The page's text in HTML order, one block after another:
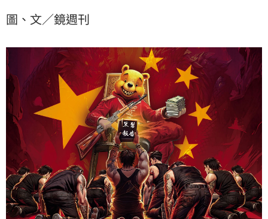
圖、文／鏡週刊